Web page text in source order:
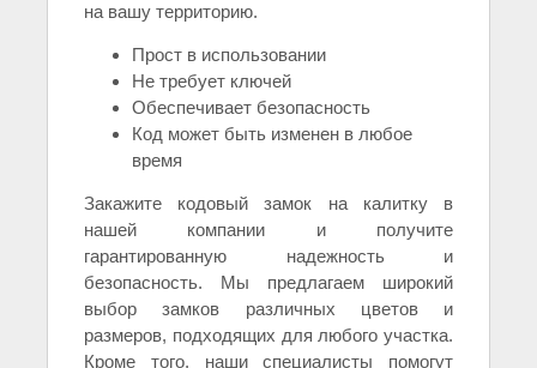
на вашу территорию.
Прост в использовании
Не требует ключей
Обеспечивает безопасность
Код может быть изменен в любое
время
Закажите кодовый замок на калитку в
нашей компании и получите
гарантированную надежность и
безопасность. Мы предлагаем широкий
выбор замков различных цветов и
размеров, подходящих для любого участка.
Кроме того, наши специалисты помогут